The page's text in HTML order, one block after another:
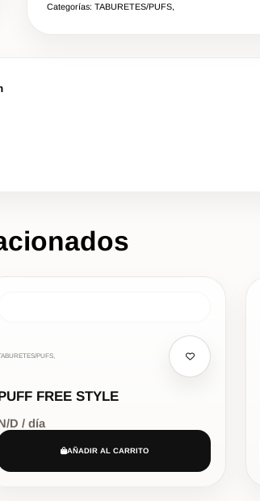
Categorías: TABURETES/PUFS,
PUFS,
FREE STYLE
D / día
AÑADIR AL CARRITO